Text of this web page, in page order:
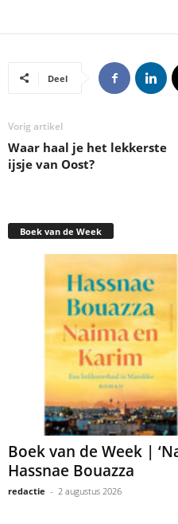
Deel
Vorig artikel
Waar haal je het lekkerste
ijsje van Oost?
Boek van de Week
Boek van de Week |
Hassnae Bouazza
redactie - 2 augustus 2026